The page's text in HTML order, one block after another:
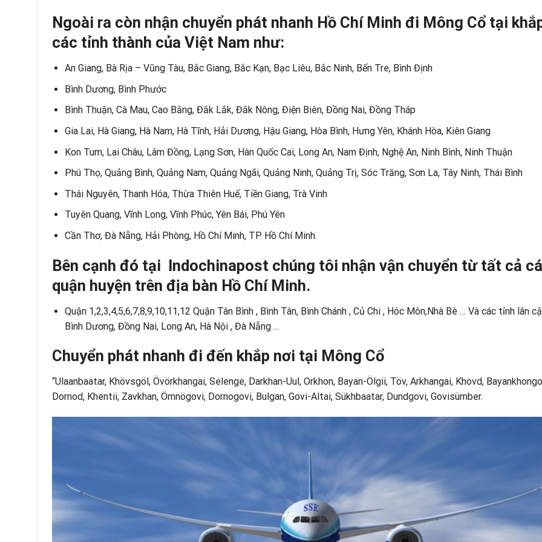
Ngoài ra còn nhận chuyển phát nhanh Hồ Chí Minh đi Mông Cổ tại
các tỉnh thành của Việt Nam như:
An Giang, Bà Rịa – Vũng Tàu, Bắc Giang, Bắc Kạn, Bạc Liêu, Bắc Ninh, Bến Tre, Bình Định
Bình Dương, Bình Phước
Bình Thuận, Cà Mau, Cao Bằng, Đắk Lắk, Đắk Nông, Điện Biên, Đồng Nai, Đồng Tháp
Gia Lai, Hà Giang, Hà Nam, Hà Tĩnh, Hải Dương, Hậu Giang, Hòa Bình, Hưng Yên, Khánh Hòa, Kiên Giang
Kon Tum, Lai Châu, Lâm Đồng, Lạng Sơn, Hàn Quốc Cai, Long An, Nam Định, Nghệ An, Ninh Bình, Ninh Thuận
Phú Thọ, Quảng Bình, Quảng Nam, Quảng Ngãi, Quảng Ninh, Quảng Trị, Sóc Trăng, Sơn La, Tây Ninh, Thái Bình
Thái Nguyên, Thanh Hóa, Thừa Thiên Huế, Tiền Giang, Trà Vinh
Tuyên Quang, Vĩnh Long, Vĩnh Phúc, Yên Bái, Phú Yên
Cần Thơ, Đà Nẵng, Hải Phòng, Hồ Chí Minh, TP. Hồ Chí Minh.
Bên cạnh đó tại Indochinapost chúng tôi nhận vận chuyển từ tất cả
quận huyện trên địa bàn Hồ Chí Minh.
Quận 1,2,3,4,5,6,7,8,9,10,11,12 Quận Tân Bình , Bình Tân, Bình Chánh , Củ Chi , Hóc Môn,Nhà Bè … Và các tỉnh lân
Bình Dương, Đồng Nai, Long An, Hà Nội , Đà Nẵng …
Chuyển phát nhanh đi đến khắp nơi tại Mông Cổ
“Ulaanbaatar, Khövsgöl, Övörkhangai, Selenge, Darkhan-Uul, Orkhon, Bayan-Ölgii, Töv, Arkhangai, Khovd,
Dornod, Khentii, Zavkhan, Ömnögovi, Dornogovi, Bulgan, Govi-Altai, Sükhbaatar, Dundgovi, Govisümber.